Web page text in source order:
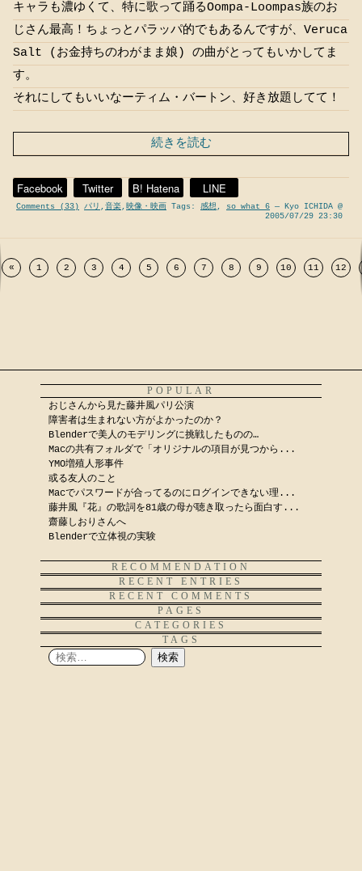
キャラも濃ゆくて、特に歌って踊るOompa-Loompas族のお
じさん最高！ちょっとパラッパ的でもあるんですが、Veruca
Salt (お金持ちのわがまま娘) の曲がとってもいかしてま
す。
それにしてもいいなーティム・バートン、好き放題してて！
続きを読む
Facebook Twitter B! Hatena LINE
Comments (33) パリ ,音楽,映像・映画 Tags: 感想 , so what 6 — Kyo ICHIDA @
2005/07/29 23:30
« 1 2 3 4 5 6 7 8 9 10 11 12
POPULAR
おじさんから見た藤井風パリ公演
障害者は生まれない方がよかったのか？
Blenderで美人のモデリングに挑戦したものの…
Macの共有フォルダで「オリジナルの項目が見つから...
YMO増殖人形事件
或る友人のこと
Macでパスワードが合ってるのにログインできない理...
藤井風『花』の歌詞を81歳の母が聴き取ったら面白す...
齋藤しおりさんへ
Blenderで立体視の実験
RECOMMENDATION
RECENT ENTRIES
RECENT COMMENTS
PAGES
CATEGORIES
TAGS